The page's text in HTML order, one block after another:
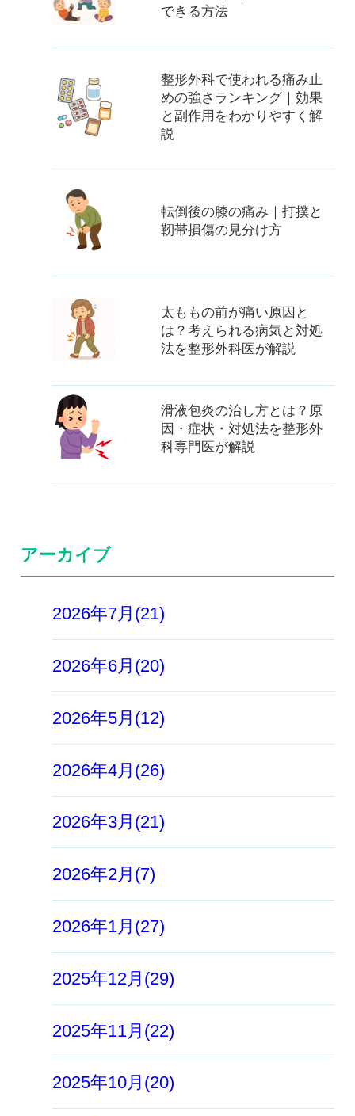
できる方法
整形外科で使われる痛み止
めの強さランキング｜効果
と副作用をわかりやすく解
説
転倒後の膝の痛み｜打撲と
靭帯損傷の見分け方
太ももの前が痛い原因と
は？考えられる病気と対処
法を整形外科医が解説
滑液包炎の治し方とは？原
因・症状・対処法を整形外
科専門医が解説
アーカイブ
2026年7月(21)
2026年6月(20)
2026年5月(12)
2026年4月(26)
2026年3月(21)
2026年2月(7)
2026年1月(27)
2025年12月(29)
2025年11月(22)
2025年10月(20)